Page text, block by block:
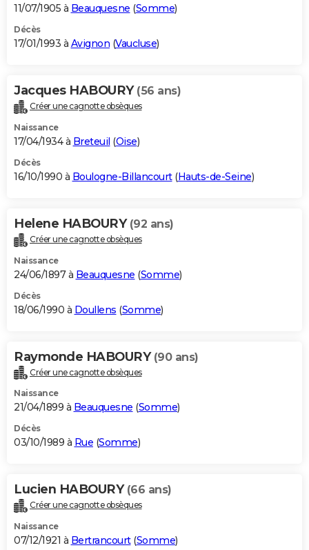
11/07/1905 à Beauquesne (Somme)
Décès
17/01/1993 à Avignon (Vaucluse)
Jacques HABOURY (56 ans)
Créer une cagnotte obsèques
Naissance
17/04/1934 à Breteuil (Oise)
Décès
16/10/1990 à Boulogne-Billancourt(Hauts-de-Seine)
Helene HABOURY (92 ans)
Créer une cagnotte obsèques
Naissance
24/06/1897 à Beauquesne (Somme)
Décès
18/06/1990 à Doullens (Somme)
Raymonde HABOURY (90 ans)
Créer une cagnotte obsèques
Naissance
21/04/1899 à Beauquesne (Somme)
Décès
03/10/1989 à Rue (Somme)
Lucien HABOURY (66 ans)
Créer une cagnotte obsèques
Naissance
07/12/1921 à Bertrancourt(Somme)